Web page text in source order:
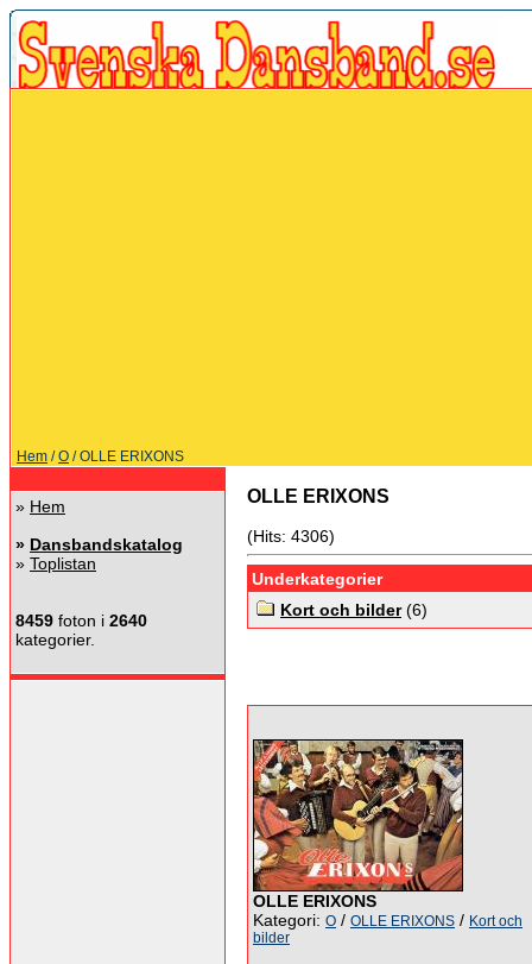
Hem /O / OLLE ERIXONS
» Hem
» Dansbandskatalog
» Toplistan
8459 foton i 2640
kategorier.
OLLE ERIXONS
(Hits: 4306)
Underkategorier
Kort och bilder(6)
OLLE ERIXONS
Kategori: O / OLLE ERIXONS / Kort och
bilder